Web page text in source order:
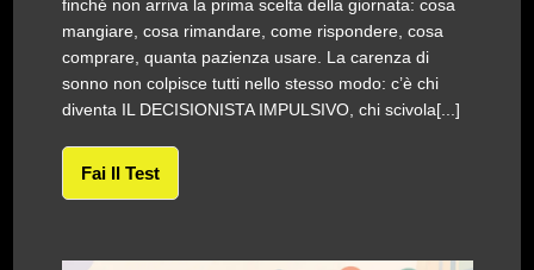
finché non arriva la prima scelta della giornata: cosa
mangiare, cosa rimandare, come rispondere, cosa
comprare, quanta pazienza usare. La carenza di
sonno non colpisce tutti nello stesso modo: c’è chi
diventa IL DECISIONISTA IMPULSIVO, chi scivola[...]
Fai Il Test